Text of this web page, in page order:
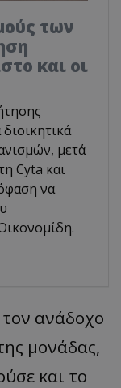
των
και οι
μετά
Cyta και
να
ανάδοχο
μονάδας,
και το